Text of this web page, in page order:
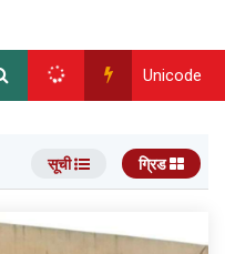
Unicode
सूची ग्रिड